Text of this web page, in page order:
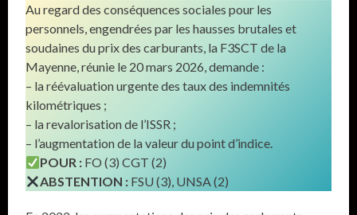
Au regard des conséquences sociales pour les
personnels, engendrées par les hausses brutales et
soudaines du prix des carburants, la F3SCT de la
Mayenne, réunie le 20 mars 2026, demande :
– la réévaluation urgente des taux des indemnités
kilométriques ;
– la revalorisation de l’ISSR ;
– l’augmentation de la valeur du point d’indice.
POUR : FO (3) CGT (2)
ABSTENTION : FSU (3), UNSA (2)